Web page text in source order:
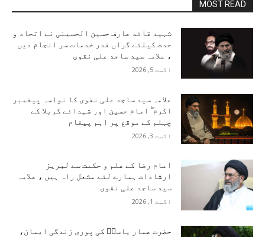
MOST READ
شہید قائد عارف حسین الحسینی نے اتحاد و
حدت کیلئے گراں قدر خدمات سر انجام دیں
، علامہ سید ساجد علی نقوی
اگست 5, 2026
علامہ سید ساجد علی نقوی کا نواسہ پیغمبر
اکرم ۖ امام حسین اور شہدائے کربلا کے
چہلم کے موقع پر اہم پیغام
اگست 3, 2026
امام رضا کے علم و حکمت سے لبریز
ارشادات ہمارے لئے مشعل راہ ہیں ، علامہ
سید ساجد علی نقوی
اگست 1, 2026
حضرت عمار یاسرؑ کی پوری زندگی ایمان،